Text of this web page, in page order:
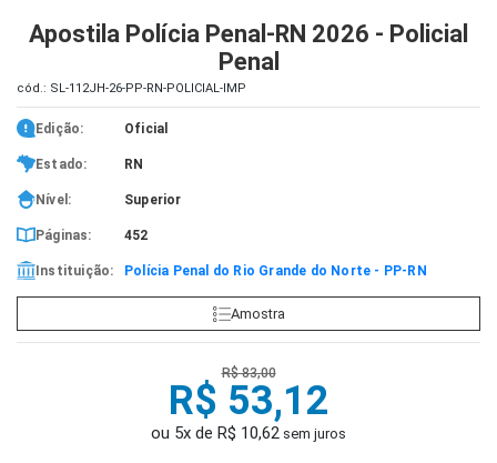
Apostila Polícia Penal-RN 2026 - Policial
Penal
cód.: SL-112JH-26-PP-RN-POLICIAL-IMP
Edição: Oficial
Estado: RN
Nível: Superior
Páginas: 452
Instituição: Polícia Penal do Rio Grande do Norte - PP-RN
Amostra
R$ 83,00
R$ 53,12
ou 5x de R$ 10,62 sem juros